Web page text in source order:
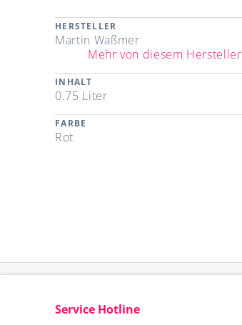
HERSTELLER
Martin Waßmer
Mehr von diesem Hersteller
INHALT
0.75 Liter
FARBE
Rot
Service Hotline